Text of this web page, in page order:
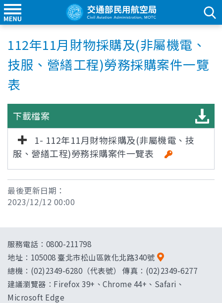
112年11月財物採購及(非屬機電、
技服、營繕工程)勞務採購案件一覽
表
下載檔案
1- 112年11月財物採購及(非屬機電、技
服、營繕工程)勞務採購案件一覽表
最後更新日期：
2023/12/12 00:00
服務電話：0800-211798
地址： 105008 臺北市松山區敦化北路340號
總機：(02)2349-6280（代表號） 傳真：(02)2349-6277
建議瀏覽器：Firefox 39+、Chrome 44+、Safari、
Microsoft Edge